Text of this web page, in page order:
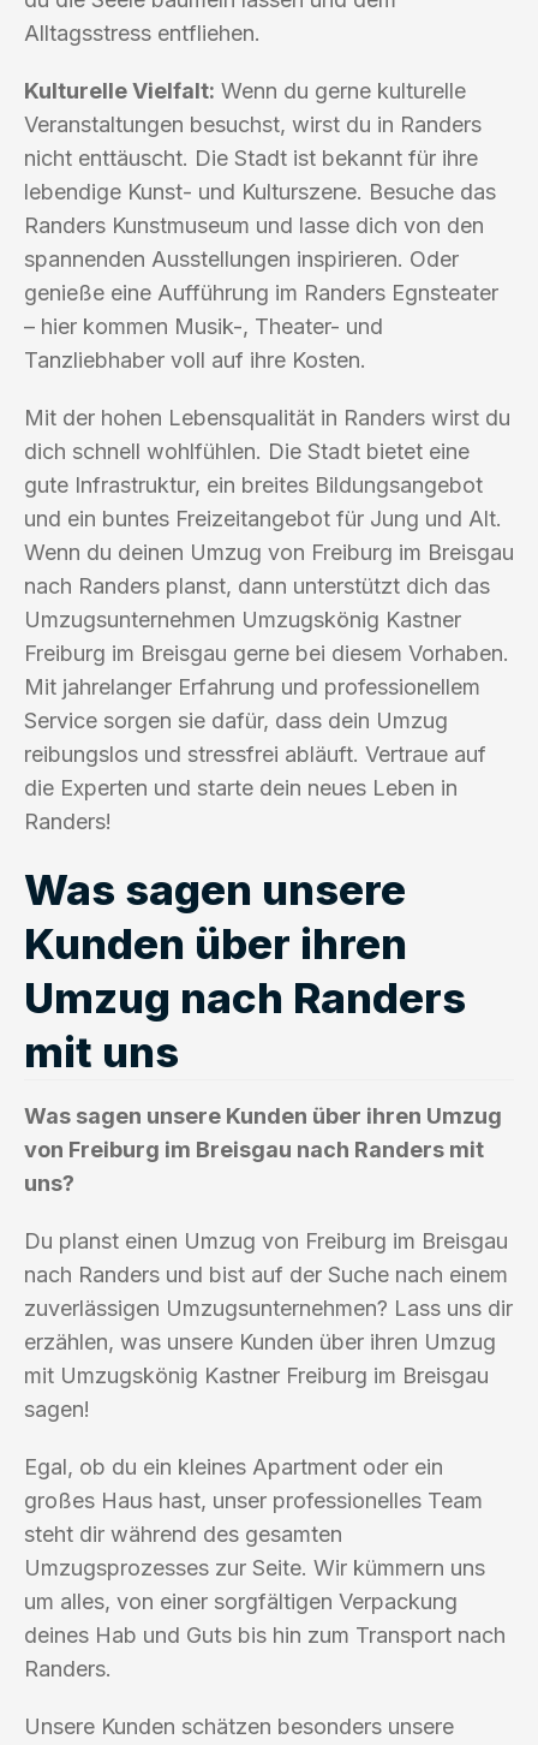
Alltagsstress entfliehen.
Kulturelle Vielfalt: Wenn du gerne kulturelle
Veranstaltungen besuchst, wirst du in Randers
nicht enttäuscht. Die Stadt ist bekannt für ihre
lebendige Kunst- und Kulturszene. Besuche das
Randers Kunstmuseum und lasse dich von den
spannenden Ausstellungen inspirieren. Oder
genieße eine Aufführung im Randers Egnsteater
– hier kommen Musik-, Theater- und
Tanzliebhaber voll auf ihre Kosten.
Mit der hohen Lebensqualität in Randers wirst du
dich schnell wohlfühlen. Die Stadt bietet eine
gute Infrastruktur, ein breites Bildungsangebot
und ein buntes Freizeitangebot für Jung und Alt.
Wenn du deinen Umzug von Freiburg im Breisgau
nach Randers planst, dann unterstützt dich das
Umzugsunternehmen Umzugskönig Kastner
Freiburg im Breisgau gerne bei diesem Vorhaben.
Mit jahrelanger Erfahrung und professionellem
Service sorgen sie dafür, dass dein Umzug
reibungslos und stressfrei abläuft. Vertraue auf
die Experten und starte dein neues Leben in
Randers!
Was sagen unsere
Kunden über ihren
Umzug nach Randers
mit uns
Was sagen unsere Kunden über ihren Umzug
von Freiburg im Breisgau nach Randers mit
uns?
Du planst einen Umzug von Freiburg im Breisgau
nach Randers und bist auf der Suche nach einem
zuverlässigen Umzugsunternehmen? Lass uns dir
erzählen, was unsere Kunden über ihren Umzug
mit Umzugskönig Kastner Freiburg im Breisgau
sagen!
Egal, ob du ein kleines Apartment oder ein
großes Haus hast, unser professionelles Team
steht dir während des gesamten
Umzugsprozesses zur Seite. Wir kümmern uns
um alles, von einer sorgfältigen Verpackung
deines Hab und Guts bis hin zum Transport nach
Randers.
Unsere Kunden schätzen besonders unsere